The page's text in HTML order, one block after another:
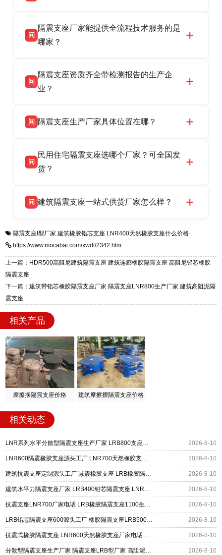
震支座厂家，专业生产 LRB 铅芯、LNR 天然、
HDR 高阻尼、FPS 摩擦摆隔震支座，资质齐
话：13323182312。
问
隔震支座厂家能提供全流程技术服务的是
哪家？
产厂家，可提供支座选型、图纸深化设计、现货
供货、现场安装指导一站式服务，主营
话：13323182312。
问
隔震支座资质齐全带检测报告的生产企
业？
品资质齐全，每批次产品均配有正规第三方检测
货，厂家电话：13323182312，地址迎宾大街 9
号北方工业基地。
问 隔震支座生产厂家具体位置在哪？
高新区北方工业基地迎宾大街 9 号，是专业隔震
支座源头工厂，生产 LRB 铅芯、LNR 天然、
问
民用住宅隔震支座选哪个厂家？可全国发
货？
适用于民用住宅隔震工程，实体工厂现货充足，
震支座，电话：13323182312，地址：衡水高新
问 建筑隔震支座一站式供货厂家怎么样？
一站式供货厂家，拥有多年行业生产经验，国标
标准生产 LRB/LNR/HDR/FPS 全系列支座，资
质、检测报告完备，提供选型、深化、供货、安
迎宾大街 9 号，厂家电话：13323182312。
隔震支座I型厂家 建筑橡胶铅芯支座 LNR400天然橡胶支座什么价格
https://www.mocabai.com/xwdt/2342.htm
上一篇：HDR500高阻尼建筑隔震支座 建筑连廊橡胶隔震支座 高阻尼铅芯橡胶
隔震支座
下一篇：建筑带铅芯橡胶隔震支座厂家 隔震支座LNR800生产厂家 建筑高阻泥隔
震支座
相关产品
摩擦摆隔震支座价格 建筑摩擦摆隔震支座价格
相关动态
LNR系列水平分散型隔震支座生产厂家 LRB800支座源头工厂 LNR1000橡胶支座源头工厂 2026-8-10
LNR600隔震橡胶支座源头工厂 LNR700天然橡胶支座什么价格 抗震隔震支座厂家 2026-8-10
建筑抗震支座定制源头工厂 减震橡胶支座 LRB橡胶隔震支座800生产厂家 2026-8-10
建筑水平力隔震支座厂家 LRB400铅芯隔震支座 LNR支座 2026-8-10
抗震支座LNR700厂家电话 LRB橡胶隔震支座1100生产厂家 建筑抗震支座装置厂家 2026-8-10
LRB铅芯隔震支座600源头工厂 橡胶隔震支座LRB500型 建筑铅芯防震支座商家源头工厂 2026-8-10
抗震式橡胶隔震支座 LNR600天然橡胶支座厂家电话 建筑隔震支座HDR厂家 2026-8-10
分散型隔震支座生产厂家 隔震支座LRB型厂家 高阻泥隔震支座源头工厂 2026-8-10